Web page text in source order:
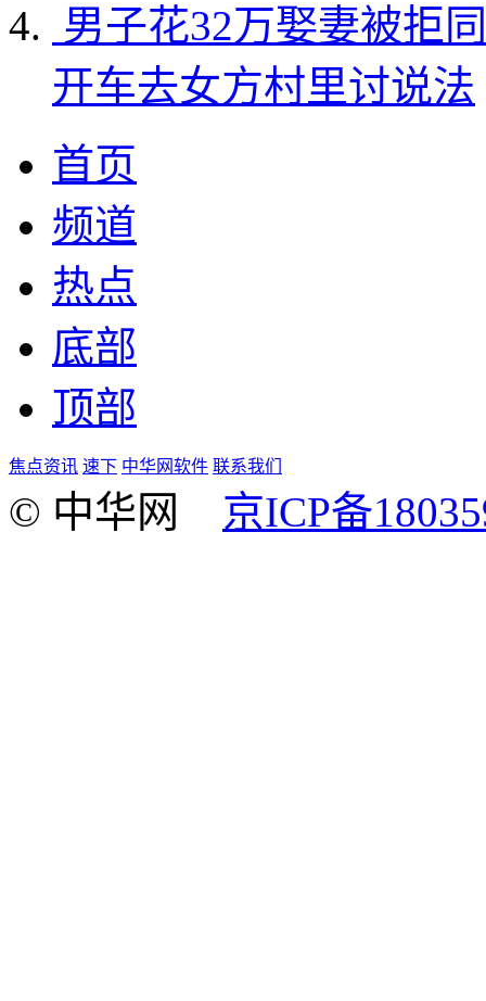
男子花32万娶妻被拒
开车去女方村里讨说法
首页
频道
热点
底部
顶部
焦点资讯 速下 中华网软件 联系我们
© 中华网 京ICP备